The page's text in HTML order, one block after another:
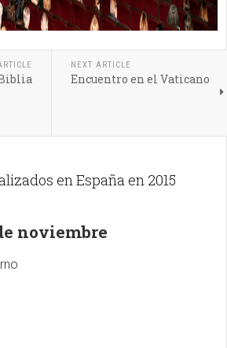
NEXT ARTICLE
Encuentro en el Vaticano
en España en 2015
noviembre